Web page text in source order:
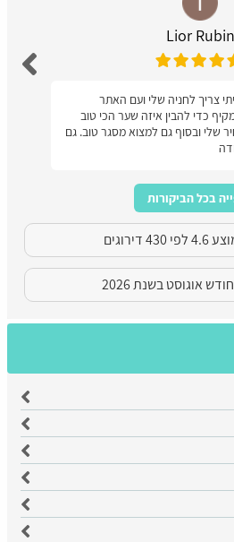
Lior Rubin
צריך לחניה שלי ועם האתר
כדי להבין איזה שער הכי טוב
שלי ובסוף גם למצוא מסגר טוב. גם
בכל הביקורות
דירוגים
אוגוסט בשנת 2026